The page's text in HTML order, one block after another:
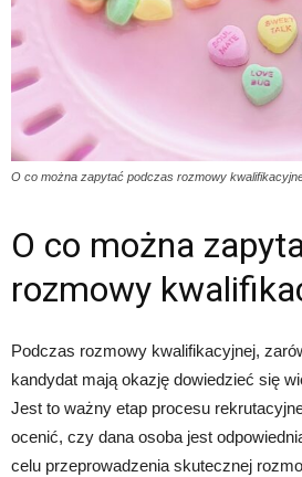
O co można zapytać podczas rozmowy
O co można
rozmowy
Podczas rozmowy kwalifikacyjnej,
kandydat mają okazję dowiedzieć się
Jest to ważny etap procesu
ocenić, czy dana osoba jest
celu przeprowadzenia skutecznej